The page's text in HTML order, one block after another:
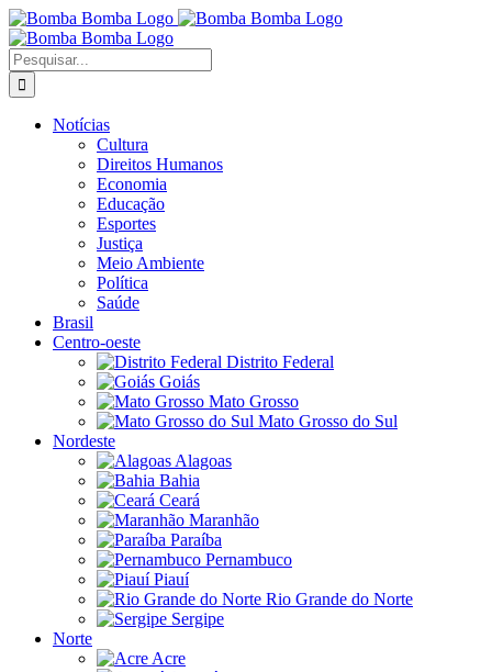
Ir
para
o
conteúdo
Buscar
resultados
para:
Notícias
Cultura
Direitos Humanos
Economia
Educação
Esportes
Justiça
Meio Ambiente
Política
Saúde
Brasil
Centro-oeste
Distrito Federal
Goiás
Mato Grosso
Mato Grosso do Sul
Nordeste
Alagoas
Bahia
Ceará
Maranhão
Paraíba
Pernambuco
Piauí
Rio Grande do Norte
Sergipe
Norte
Acre